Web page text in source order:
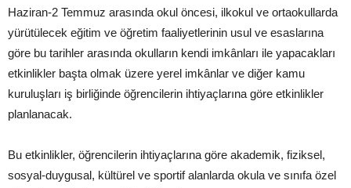
Haziran-2 Temmuz arasında okul öncesi, ilkokul ve ortaokullarda
yürütülecek eğitim ve öğretim faaliyetlerinin usul ve esaslarına
göre bu tarihler arasında okulların kendi imkânları ile yapacakları
etkinlikler başta olmak üzere yerel imkânlar ve diğer kamu
kuruluşları iş birliğinde öğrencilerin ihtiyaçlarına göre etkinlikler
planlanacak.
Bu etkinlikler, öğrencilerin ihtiyaçlarına göre akademik, fiziksel,
sosyal-duygusal, kültürel ve sportif alanlarda okula ve sınıfa özel